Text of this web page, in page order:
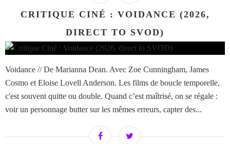
CRITIQUE CINÉ : VOIDANCE (2026,
DIRECT TO SVOD)
Voidance // De Marianna Dean. Avec Zoe Cunningham, James
Cosmo et Eloise Lovell Anderson. Les films de boucle temporelle,
c'est souvent quitte ou double. Quand c’est maîtrisé, on se régale :
voir un personnage butter sur les mêmes erreurs, capter des...